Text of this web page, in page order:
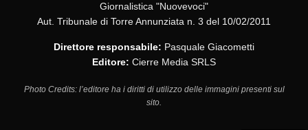
Giornalistica "Nuovevoci"
Aut. Tribunale di Torre Annunziata n. 3 del 10/02/2011
Direttore responsabile: Pasquale Giacometti
Editore: Cierre Media SRLS
Photo Credits: l’editore ha i diritti di utilizzo delle immagini presenti sul
sito.